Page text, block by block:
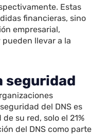
Estas
financieras, sino
empresarial,
llevar a la
seguridad
del DNS es
su red, solo el 21%
del DNS como parte